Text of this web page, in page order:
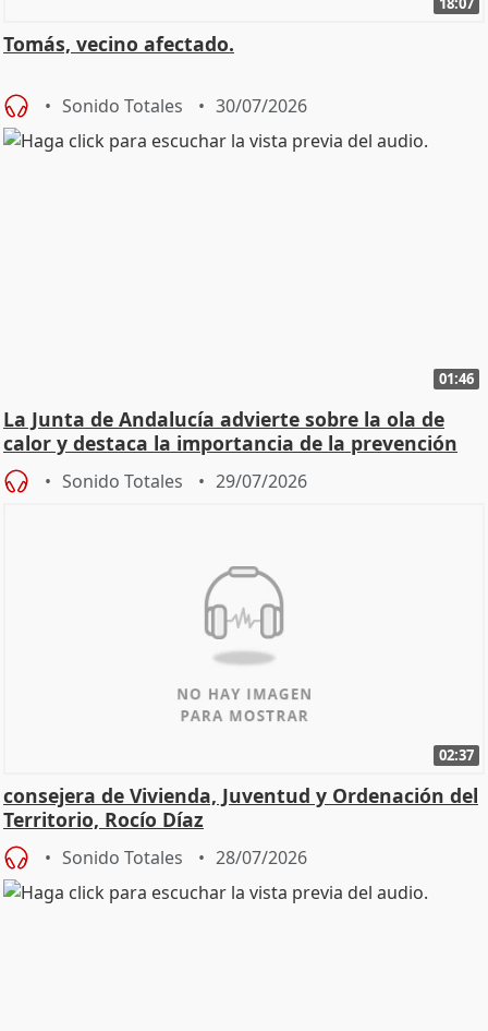
Tomás, vecino afectado.
Sonido Totales 30/07/2026
01:46
La Junta de Andalucía advierte sobre la ola de
calor y destaca la importancia de la prevención
Sonido Totales 29/07/2026
02:37
consejera de Vivienda, Juventud y Ordenación del
Territorio, Rocío Díaz
Sonido Totales 28/07/2026